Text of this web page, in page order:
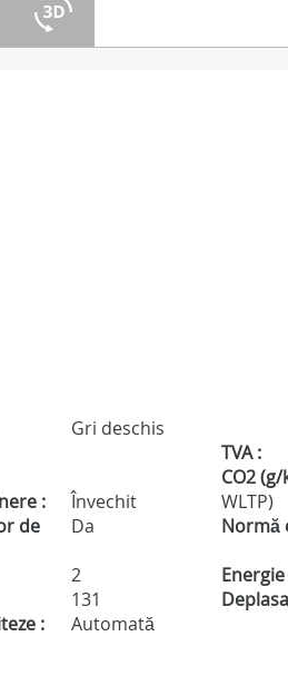
Gri deschis
TVA :
: Învechit
CO2
WLTP)
de
Da Normă
2 Energie
131
: Automată